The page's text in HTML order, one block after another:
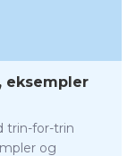
eksempler
trin-for-trin
og